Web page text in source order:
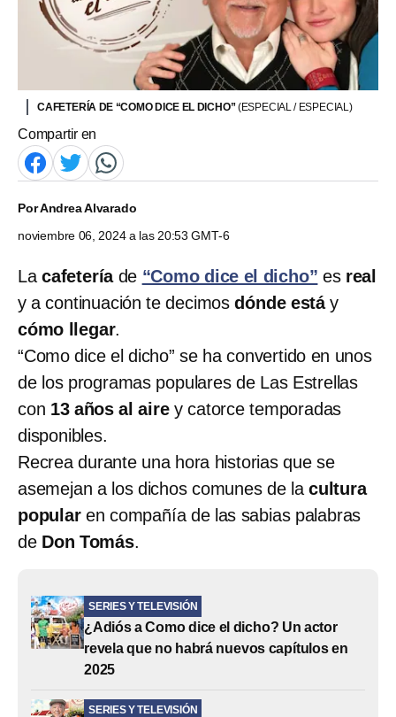
CAFETERÍA DE “COMO DICE EL DICHO”(ESPECIAL / ESPECIAL)
Compartir en
PorAndrea Alvarado
noviembre 06, 2024 a las 20:53 GMT-6
La cafeteríade “Como dice el dicho” es real
y a continuación te decimosdónde estáy
cómo llegar.
“Como dice el dicho” se ha convertido en unos
de los programas populares de Las Estrellas
con 13 años al airey catorce temporadas
disponibles.
Recrea durante una hora historias que se
asemejan a los dichos comunes de la cultura
popularen compañía de las sabias palabras
de Don Tomás.
SERIES Y TELEVISIÓN
¿Adiós a Como dice el dicho? Un actor
revela que no habrá nuevos capítulos en
2025
SERIES Y TELEVISIÓN